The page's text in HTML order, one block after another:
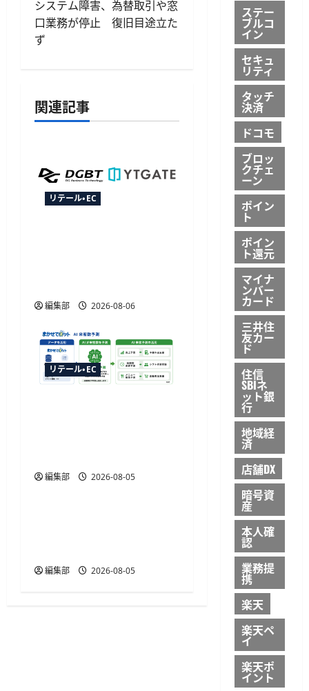
ゲ
ー
ョ
システム障害、為替取引や窓
口業務が停止 復旧目途立た
ず
関連記事
リテール・EC
編集部 2026-08-06
リテール・EC
編集部 2026-08-05
リテール・EC
編集部 2026-08-05
ステー
ブルコ
イン
セキュ
リティ
タッチ
決済
ドコモ
ブロッ
クチェ
ーン
ポイン
ト
ポイン
ト還元
マイナ
ンバー
カード
三井住
友カー
ド
住信
SBIネ
ット銀
行
地域経
済
店舗DX
暗号資
産
本人確
認
業務提
携
楽天
楽天ペ
イ
楽天ポ
イント